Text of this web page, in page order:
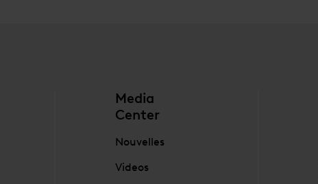
Media
Center
Nouvelles
Videos